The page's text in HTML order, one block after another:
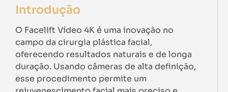
Introdução
O Facelift Vídeo 4K é uma inovação no
campo da cirurgia plástica facial,
oferecendo resultados naturais e de longa
duração. Usando câmeras de alta definição,
esse procedimento permite um